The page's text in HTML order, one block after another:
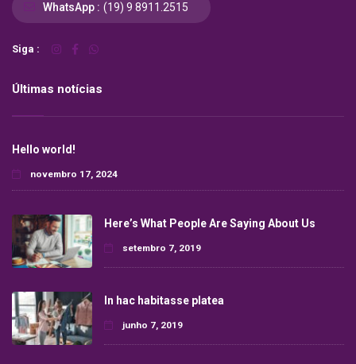
WhatsApp : (19) 9 8911.2515
Siga :
Últimas notícias
Hello world!
novembro 17, 2024
Here’s What People Are Saying About Us
setembro 7, 2019
In hac habitasse platea
junho 7, 2019